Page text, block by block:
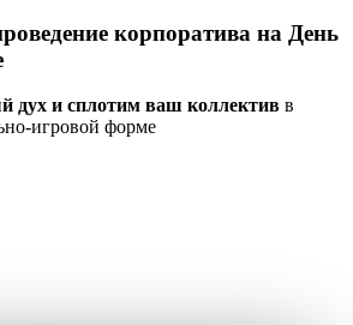
корпоратива на День
дух и сплотим ваш коллектив в
игровой форме